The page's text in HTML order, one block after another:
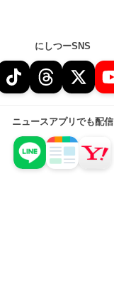
にしつーSNS
ニュースアプリでも配信